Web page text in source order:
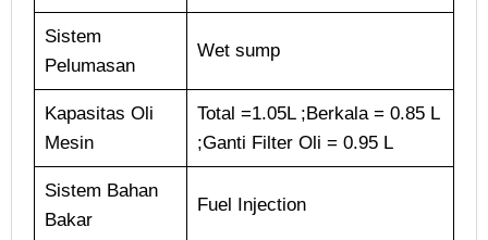
Sistem
Pelumasan
Wet sump
Kapasitas Oli
Mesin
Total =1.05L ;Berkala = 0.85 L
;Ganti Filter Oli = 0.95 L
Sistem Bahan
Bakar
Fuel Injection